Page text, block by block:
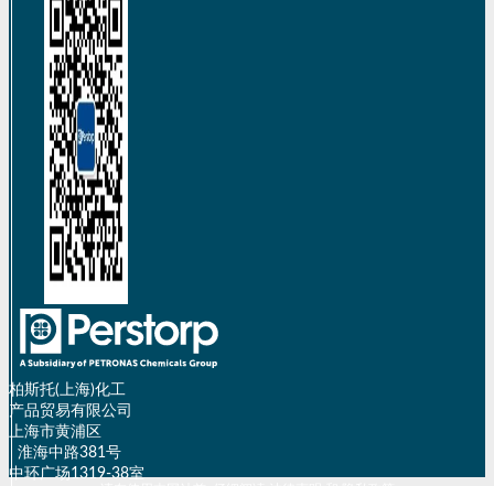
柏斯托(上海)化工
产品贸易有限公司
上海市黄浦区
淮海中路381号
中环广场1319-38室